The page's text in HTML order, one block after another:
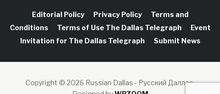
Editorial Policy Privacy Policy
Terms and
Conditions
Terms of Use The Dallas Telegraph
Event
Invitation for The Dallas Telegraph
Submit News
Copyright © 2026 Russian Dallas - Русский Даллас.